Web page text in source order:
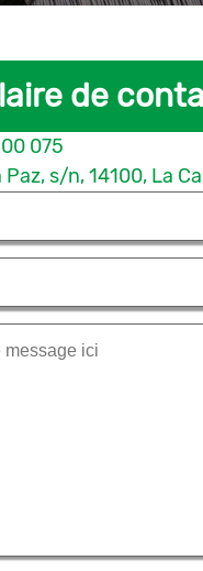
de
075
Paz, s/n, 14100, La